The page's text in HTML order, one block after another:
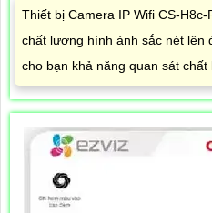
Thiết bị Camera IP Wifi CS-
chất lượng hình ảnh sắc nét lên
cho bạn khả năng quan sát